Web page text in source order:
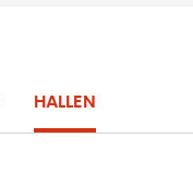
HALLEN